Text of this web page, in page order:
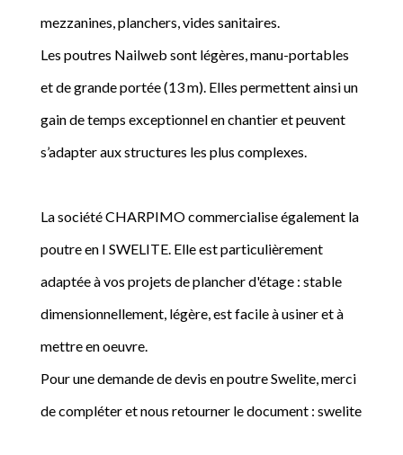
mezzanines, planchers, vides sanitaires.
Les poutres Nailweb sont légères, manu-portables
et de grande portée (13 m). Elles permettent ainsi un
gain de temps exceptionnel en chantier et peuvent
s’adapter aux structures les plus complexes.
La société CHARPIMO commercialise également la
poutre en I SWELITE. Elle est particulièrement
adaptée à vos projets de plancher d'étage : stable
dimensionnellement, légère, est facile à usiner et à
mettre en oeuvre.
Pour une demande de devis en poutre Swelite, merci
de compléter et nous retourner le document : swelite